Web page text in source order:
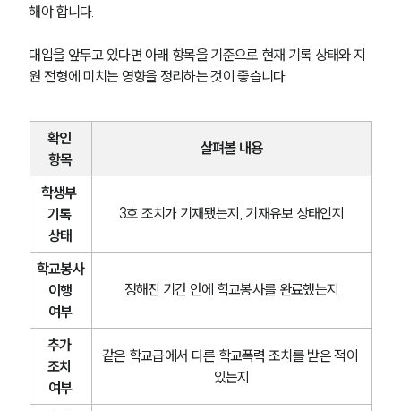
해야 합니다.
대입을 앞두고 있다면 아래 항목을 기준으로 현재 기록 상태와 지
원 전형에 미치는 영향을 정리하는 것이 좋습니다.
확인
항목
살펴볼 내용
학생부
기록
상태
3호 조치가 기재됐는지, 기재유보 상태인지
학교봉사
이행
여부
정해진 기간 안에 학교봉사를 완료했는지
추가
조치
여부
같은 학교급에서 다른 학교폭력 조치를 받은 적이
있는지